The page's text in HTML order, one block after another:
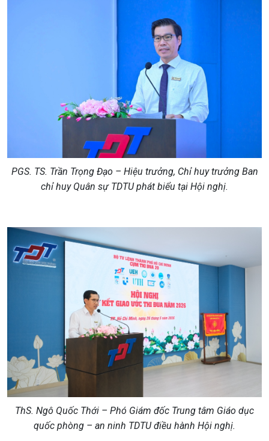
PGS. TS. Trần Trọng Đạo – Hiệu trưởng, Chỉ huytrưởng Ban
chỉ huy Quân sự TDTU phát biểu tại Hội nghị.
ThS. Ngô Quốc Thới – Phó Giám đốc Trung tâm Giáo dục
quốc phòng – an ninh TDTU điều hành Hội nghị.